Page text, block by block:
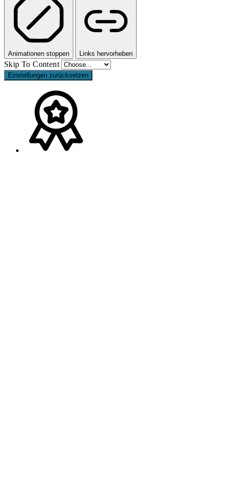
Animationen stoppen Links hervorheben
Skip To Content
Einstellungen zurücksetzen